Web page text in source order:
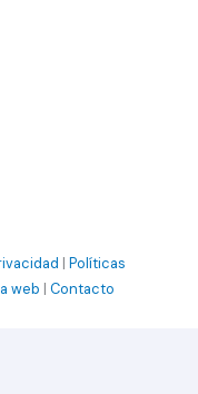
| Políticas
web | Contacto